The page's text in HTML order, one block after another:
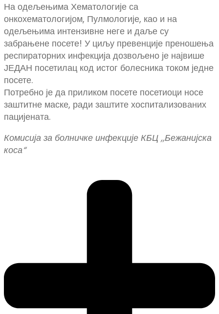
На одељењима Хематологије са
онкохематологијом, Пулмологије, као и на
одељењима интензивне неге и даље су
забрањене посете! У циљу превенције преношења
респираторних инфекција дозвољено је највише
ЈЕДАН посетилац код истог болесника током једне
посете.
Потребно је да приликом посете посетиоци носе
заштитне маске, ради заштите хоспитализованих
пацијената.
Комисија за болничке инфекције КБЦ ,,Бежанијска
коса“